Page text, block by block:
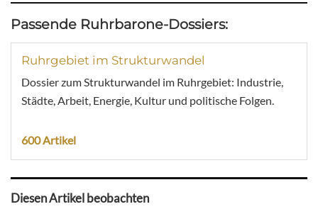
Passende Ruhrbarone-Dossiers:
Ruhrgebiet im Strukturwandel
Dossier zum Strukturwandel im Ruhrgebiet: Industrie,
Städte, Arbeit, Energie, Kultur und politische Folgen.
600 Artikel
Diesen Artikel beobachten